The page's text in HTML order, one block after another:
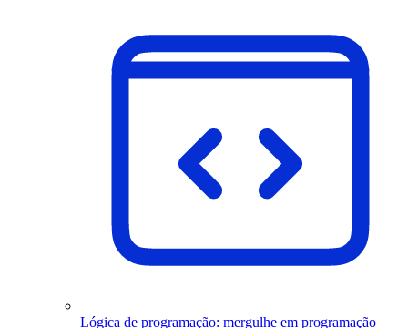
Lógica de programação: mergulhe em programação